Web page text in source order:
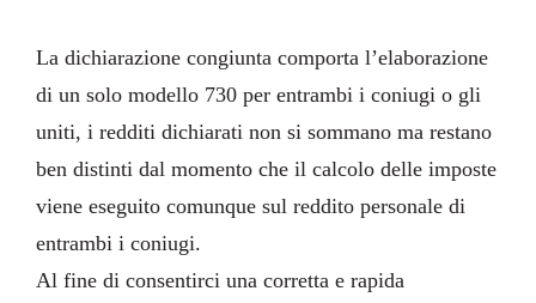
La dichiarazione congiunta comporta l’elaborazione
di un solo modello 730 per entrambi i coniugi o gli
uniti, i redditi dichiarati non si sommano ma restano
ben distinti dal momento che il calcolo delle imposte
viene eseguito comunque sul reddito personale di
entrambi i coniugi.
Al fine di consentirci una corretta e rapida